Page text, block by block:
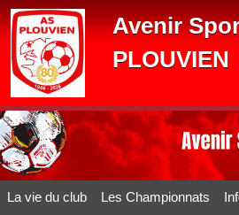
Avenir
PLOUVIEN
La vie du club Les Championnats
Panneau de gestion des cookies